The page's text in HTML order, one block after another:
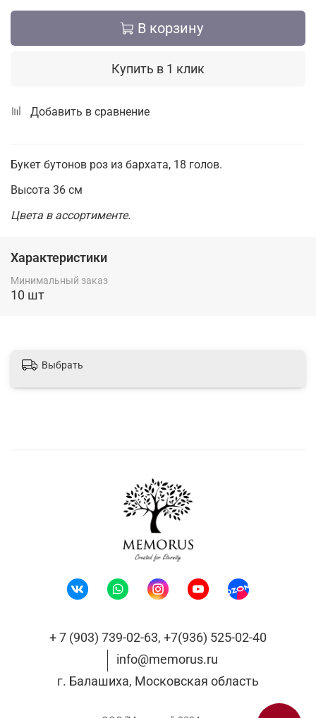
В корзину
Купить в 1 клик
Добавить в сравнение
Букет бутонов роз из бархата, 18 голов.
Высота 36 см
Цвета в ассортименте.
Характеристики
Минимальный заказ
10 шт
Выбрать
+ 7 (903) 739-02-63, +7(936) 525-02-40
info@memorus.ru
г. Балашиха, Московская область